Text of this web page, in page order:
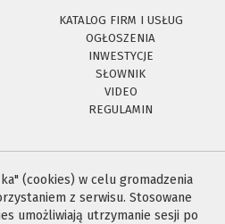
KATALOG FIRM I USŁUG
OGŁOSZENIA
INWESTYCJE
SŁOWNIK
VIDEO
REGULAMIN
(cookies) w celu gromadzenia
z serwisu. Stosowane
umożliwiają utrzymanie sesji po